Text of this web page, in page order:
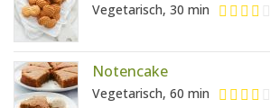
Vegetarisch, 30 min
Notencake
Vegetarisch, 60 min